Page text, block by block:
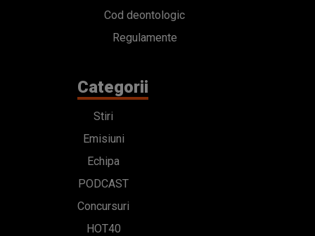
Cod deontologic
Regulamente
Categorii
Stiri
Emisiuni
Echipa
PODCAST
Concursuri
HOT40